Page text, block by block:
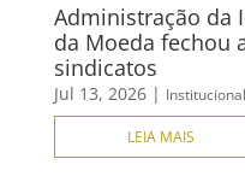
Administração da
da Moeda fechou
sindicatos
Jul 13, 2026| Institucional
LEIA MAIS